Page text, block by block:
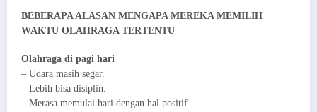
BEBERAPA ALASAN MENGAPA MEREKA MEMILIH
WAKTU OLAHRAGA TERTENTU
Olahraga di pagi hari
– Udara masih segar.
– Lebih bisa disiplin.
– Merasa memulai hari dengan hal positif.